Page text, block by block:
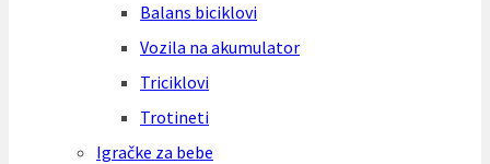
Balans biciklovi
Vozila na akumulator
Triciklovi
Trotineti
Igračke za bebe